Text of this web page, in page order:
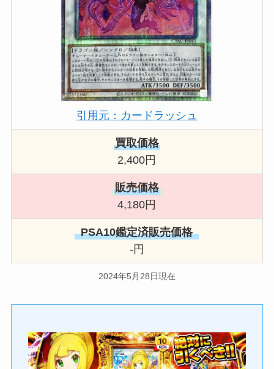
引用元：カードラッシュ
買取価格
2,400円
販売価格
4,180円
PSA10鑑定済販売価格
-円
2024年5月28日現在